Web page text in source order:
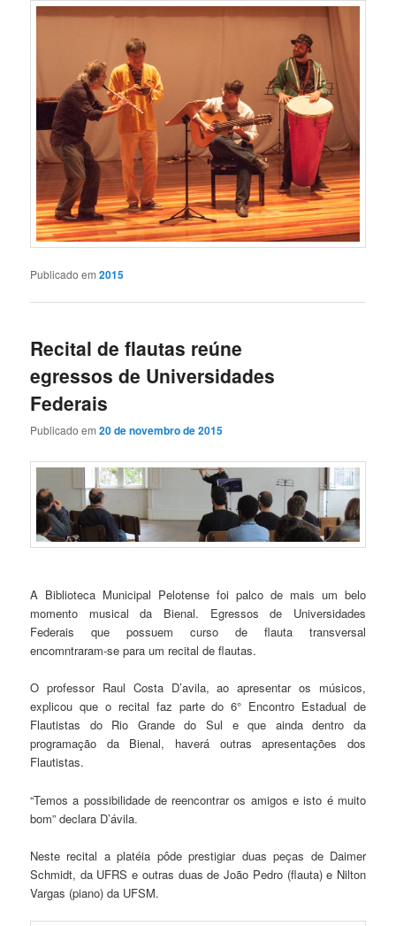
Publicado em 2015
Recital de flautas reúne
egressos de Universidades
Federais
Publicado em20 de novembro de 2015
A Biblioteca Municipal Pelotense foi palco de mais um belo
momento musical da Bienal. Egressos de Universidades
Federais que possuem curso de flauta transversal
encomntraram-se para um recital de flautas.
O professor Raul Costa D’avila, ao apresentar os músicos,
explicou que o recital faz parte do 6° Encontro Estadual de
Flautistas do Rio Grande do Sul e que ainda dentro da
programação da Bienal, haverá outras apresentações dos
Flautistas.
“Temos a possibilidade de reencontrar os amigos e isto é muito
bom” declara D’ávila.
Neste recital a platéia pôde prestigiar duas peças de Daimer
Schmidt, da UFRS e outras duas de João Pedro (flauta) e Nilton
Vargas (piano) da UFSM.